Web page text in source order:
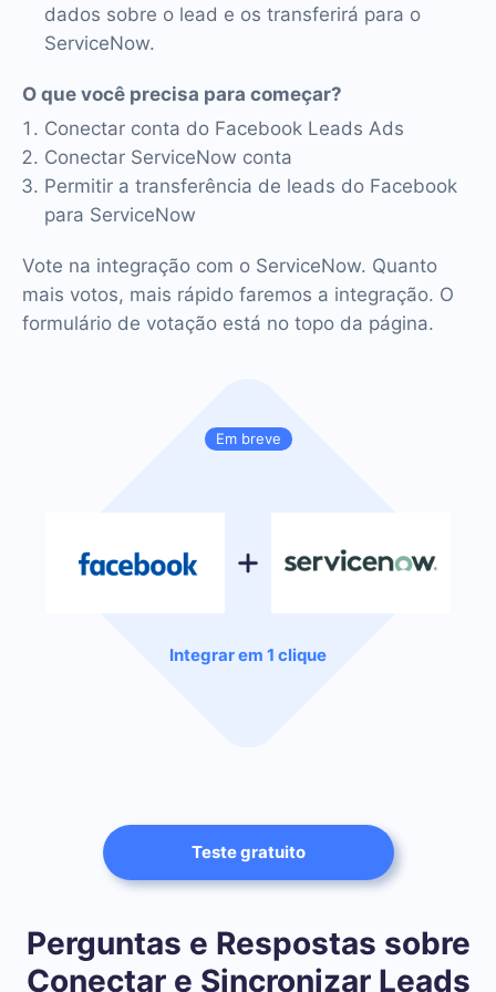
Em breve
Integrar em 1 clique
dados sobre o lead e os transferirá para o
ServiceNow.
O que você precisa para começar?
Conectar conta do Facebook Leads Ads
Conectar ServiceNow conta
Permitir a transferência de leads do Facebook
para ServiceNow
Vote na integração com o ServiceNow. Quanto
mais votos, mais rápido faremos a integração. O
formulário de votação está no topo da página.
Teste gratuito
Perguntas e Respostas sobre
Conectar e Sincronizar Leads